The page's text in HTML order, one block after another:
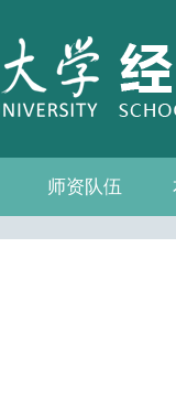
工会
青联会
妇委会
退管会
师资队伍
教师名录
人事专栏
招聘信息
博士后流动站